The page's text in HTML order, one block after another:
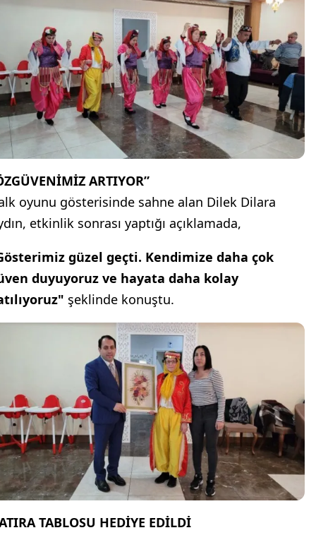
ARTIYOR”
oyunu gösterisinde sahne alan Dilek Dilara
etkinlik sonrası yaptığı açıklamada,
güzel geçti. Kendimize daha çok
duyuyoruz ve hayata daha kolay
şeklinde konuştu.
TABLOSU HEDİYE EDİLDİ